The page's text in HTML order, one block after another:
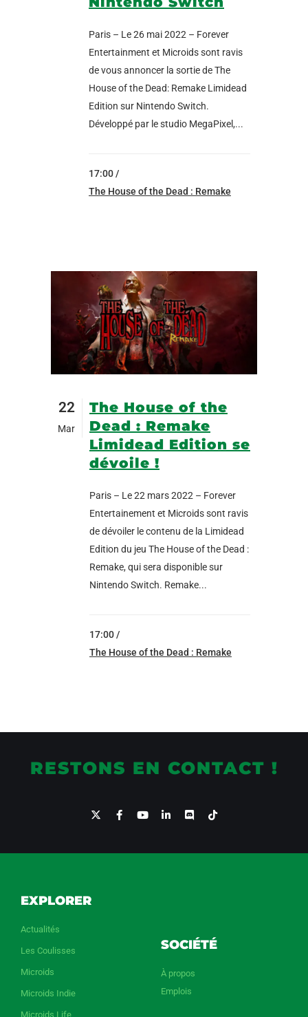
Paris – Le 26 mai 2022 – Forever
Entertainment et Microids sont ravis
de vous annoncer la sortie de The
House of the Dead: Remake Limidead
Edition sur Nintendo Switch.
Développé par le studio MegaPixel,...
17:00 /
The House of the Dead : Remake
22
Mar
The House of the
Dead : Remake
Limidead Edition se
dévoile !
Paris – Le 22 mars 2022 – Forever
Entertainement et Microids sont ravis
de dévoiler le contenu de la Limidead
Edition du jeu The House of the Dead :
Remake, qui sera disponible sur
Nintendo Switch. Remake...
17:00 /
The House of the Dead : Remake
RESTONS EN CONTACT !
EXPLORER
Actualités
Les Coulisses
Microids
Microids Indie
Microids Life
SOCIÉTÉ
À propos
Emplois